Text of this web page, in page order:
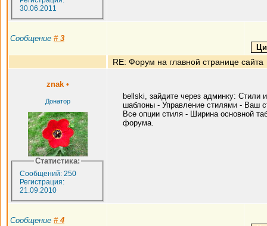
30.06.2011
Сообщение # 3
RE: Форум на главной странице сайта
znak •
Донатор
Статистика:
Сообщений: 250
Регистрация:
21.09.2010
bellski, зайдите через админку: Стили и
шаблоны - Управление стилями - Ваш
Все опции стиля - Ширина основной
форума.
Сообщение # 4